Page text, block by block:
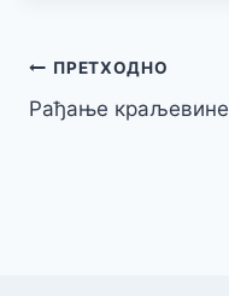
Кретање
чланка
ПРЕТХОДНО
Рађање краљевине